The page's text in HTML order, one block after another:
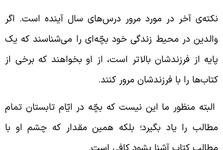
آخر در مورد مرور درس‌های سال آینده است. اگر
در محیط زندگی خود بچّه‌ای را می‌شناسند که یک
از فرزندشان بالاتر است، از او بخواهند که برخی از
را با فرزندشان مرور کنند.
منظور ما این نیست که بچّه در ایّام تابستان تمام
را یاد بگیرد؛ بلکه همین مقدار که چشم او با